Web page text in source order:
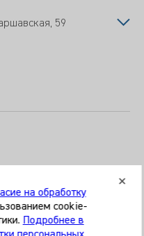
59
на обработку
cookie-
Подробнее в